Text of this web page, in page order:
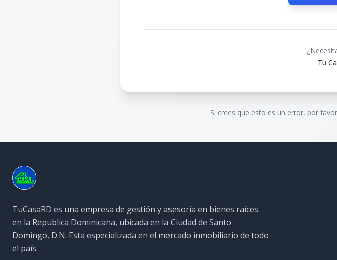
Tu
Si crees que esto es un error, por
TuCasaRD es una empresa de gestión y asesoría en bienes raíces
en la Republica Dominicana, ubicada en la Ciudad de Santo
Domingo, D.N. Esta especializada en el mercado inmobiliario de todo
el país.